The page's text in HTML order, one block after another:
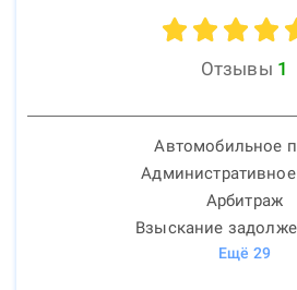
Отзывы 1
Автомобильное
Арбитраж
Взыскание
Ещё 29